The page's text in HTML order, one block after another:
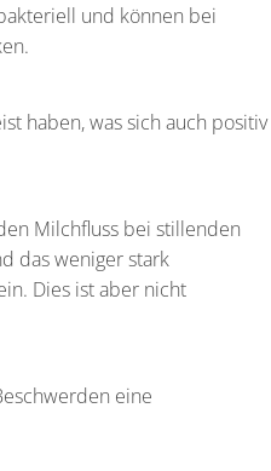
und können bei
haben, was sich auch positiv
Milchfluss bei stillenden
das weniger stark
Dies ist aber nicht
eine